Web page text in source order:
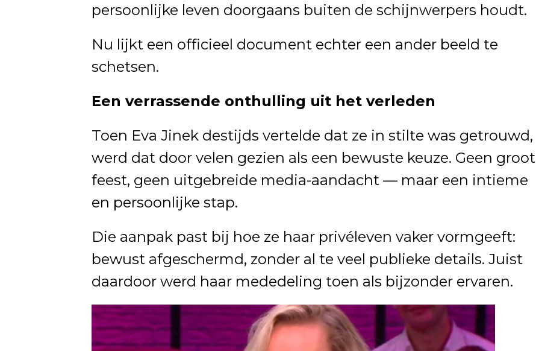
persoonlijke leven doorgaans buiten de schijnwerpers houdt.
Nu lijkt een officieel document echter een ander beeld te
schetsen.
Een verrassende onthulling uit het verleden
Toen Eva Jinek destijds vertelde dat ze in stilte was getrouwd,
werd dat door velen gezien als een bewuste keuze. Geen groot
feest, geen uitgebreide media-aandacht — maar een intieme
en persoonlijke stap.
Die aanpak past bij hoe ze haar privéleven vaker vormgeeft:
bewust afgeschermd, zonder al te veel publieke details. Juist
daardoor werd haar mededeling toen als bijzonder ervaren.